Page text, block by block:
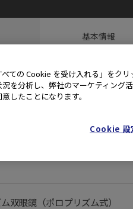
基本情報
主な仕様
双眼鏡（ポロプリズム式）
べての Cookie を受け入れる」をク
況を分析し、弊社のマーケティング
意したことになります。
Cookie 設